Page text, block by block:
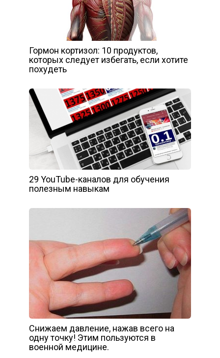
Гормон кортизол: 10 продуктов,
которых следует избегать, если хотите
похудеть
29 YouTube-каналов для обучения
полезным навыкам
Снижаем давление, нажав всего на
одну точку! Этим пользуются в
военной медицине.